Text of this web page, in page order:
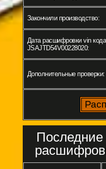
Закончили производство:
Дата расшифровки vin кода
JSAJTD54V00228020:
Дополнительные проверки: